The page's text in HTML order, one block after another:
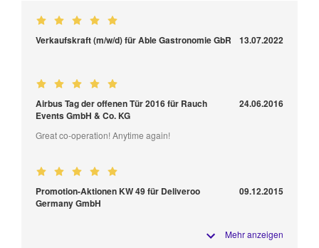
Verkaufskraft (m/w/d) für Able Gastronomie GbR 13.07.2022
Airbus Tag der offenen Tür 2016 für Rauch
Events GmbH & Co. KG
24.06.2016
Great co-operation! Anytime again!
Promotion-Aktionen KW 49 für Deliveroo
Germany GmbH
09.12.2015
Mehr anzeigen